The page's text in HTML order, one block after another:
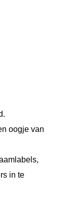
oogje van
in te